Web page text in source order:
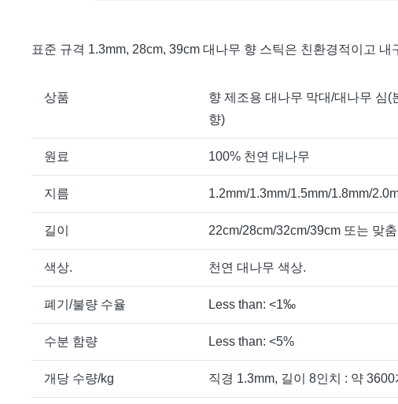
표준 규격 1.3mm, 28cm, 39cm 대나무 향 스틱은 친환경적이고
상품
향 제조용 대나무 막대/대나무 심
향)
원료 100% 천연 대나무
지름 1.2mm/1.3mm/1.5mm/1.8mm/
길이 22cm/28cm/32cm/39cm 또는 맞
색상. 천연 대나무 색상.
폐기/불량 수율 Less than: <1‰
수분 함량 Less than: <5%
개당 수량/kg 직경 1.3mm, 길이 8인치 : 약 3600